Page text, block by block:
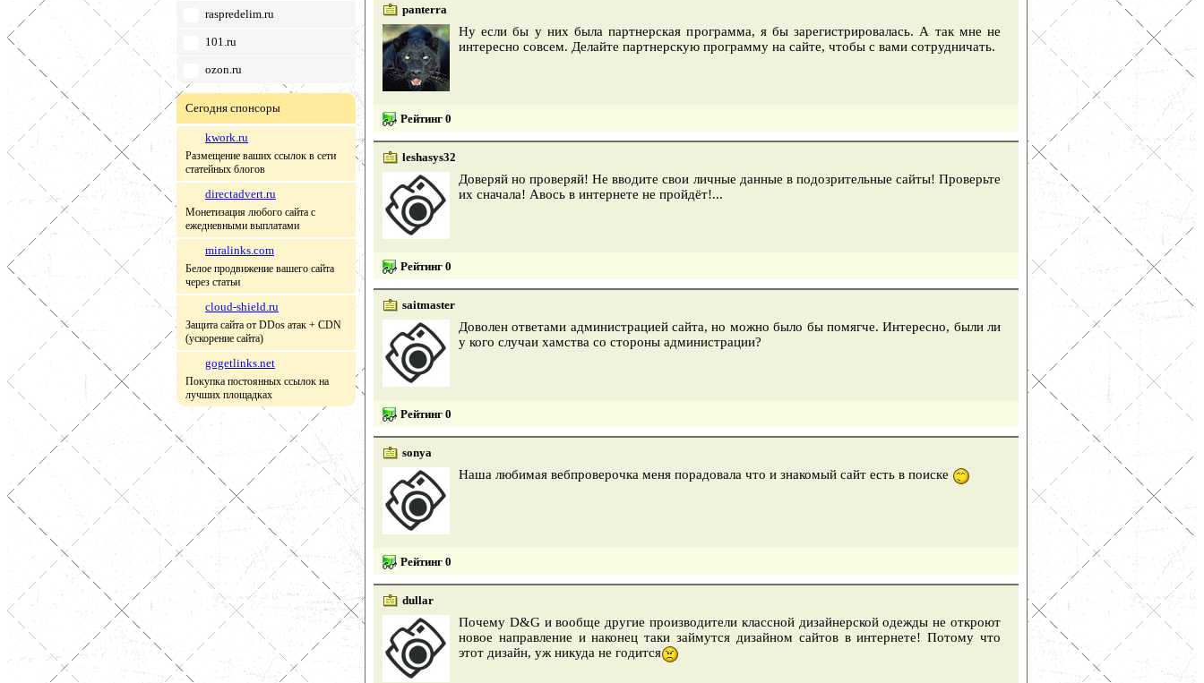
raspredelim.ru
101.ru
ozon.ru
Сегодня спонсоры
kwork.ru
Размещение ваших ссылок в сети
статейных блогов
directadvert.ru
Монетизация любого сайта с
ежедневными выплатами
miralinks.com
Белое продвижение вашего сайта
через статьи
cloud-shield.ru
Защита сайта от DDos атак + CDN
(ускорение сайта)
gogetlinks.net
Покупка постоянных ссылок на
лучших площадках
panterra
Ну если бы у них была партнерская программа, я бы зарегистрировалась. А так мне не
интересно совсем. Делайте партнерскую программу на сайте, чтобы с вами сотрудничать.
Рейтинг 0
leshasys32
Доверяй но проверяй! Не вводите свои личные данные в подозрительные сайты! Проверьте
их сначала! Авось в интернете не пройдёт!...
Рейтинг 0
saitmaster
Доволен ответами администрацией сайта, но можно было бы помягче. Интересно, были ли
у кого случаи хамства со стороны администрации?
Рейтинг 0
sonya
Наша любимая вебпроверочка меня порадовала что и знакомый сайт есть в поиске
Рейтинг 0
dullar
Почему D&G и вообще другие производители классной дизайнерской одежды не откроют
новое направление и наконец таки займутся дизайном сайтов в интернете! Потому что
этот дизайн, уж никуда не годится